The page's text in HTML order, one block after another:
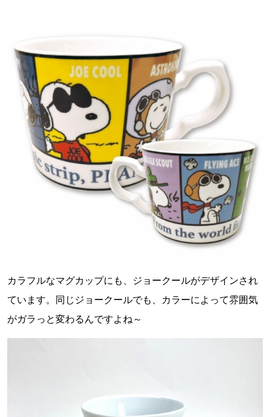
カラフルなマグカップにも、ジョークールがデザインされ
ています。同じジョークールでも、カラーによって雰囲気
がガラっと変わるんですよね～